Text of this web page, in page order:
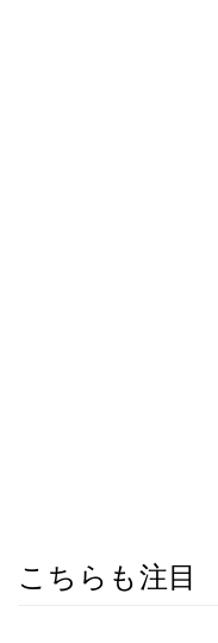
こちらも注目